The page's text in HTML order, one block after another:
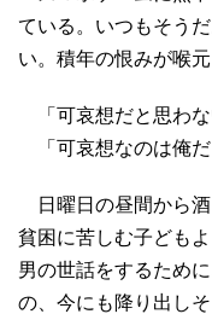
ている。いつもそう
い。積年の恨みが喉
「可哀想だと思わな
「可哀想なのは俺だ
日曜日の昼間から酒
貧困に苦しむ子ども
男の世話をするため
の、今にも降り出し